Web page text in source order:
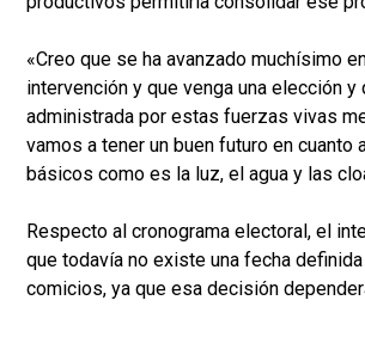
«Creo que se ha avanzado muchísimo
intervención y que venga una elección y
administrada por estas fuerzas vivas
vamos a tener un buen futuro en cuanto
básicos como es la luz, el agua y las
Respecto al cronograma electoral, el
que todavía no existe una fecha
comicios, ya que esa decisión